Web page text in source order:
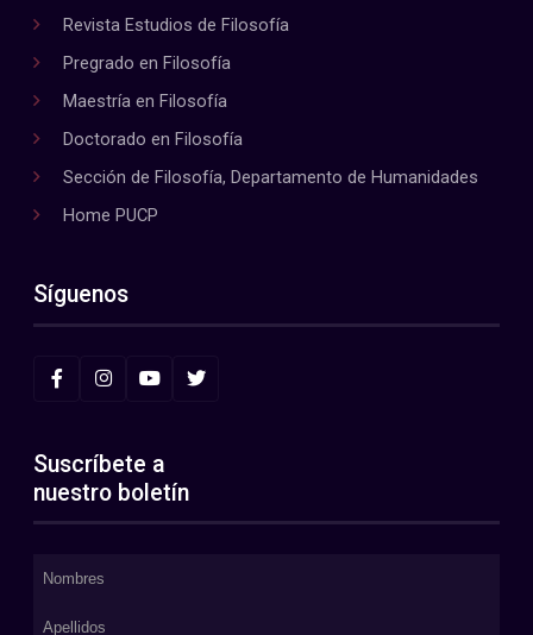
Revista Estudios de Filosofía
Pregrado en Filosofía
Maestría en Filosofía
Doctorado en Filosofía
Sección de Filosofía, Departamento de Humanidades
Home PUCP
Síguenos
Suscríbete a
nuestro boletín